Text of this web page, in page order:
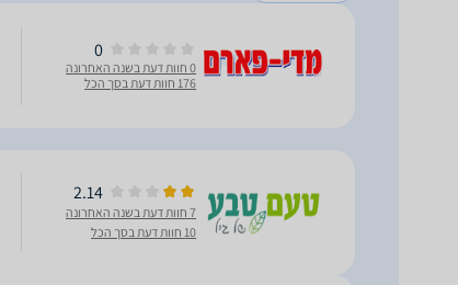
0
0 חוות דעת בשנה האחרונה
176 חוות דעת בסך הכל
2.14
7 חוות דעת בשנה האחרונה
10 חוות דעת בסך הכל